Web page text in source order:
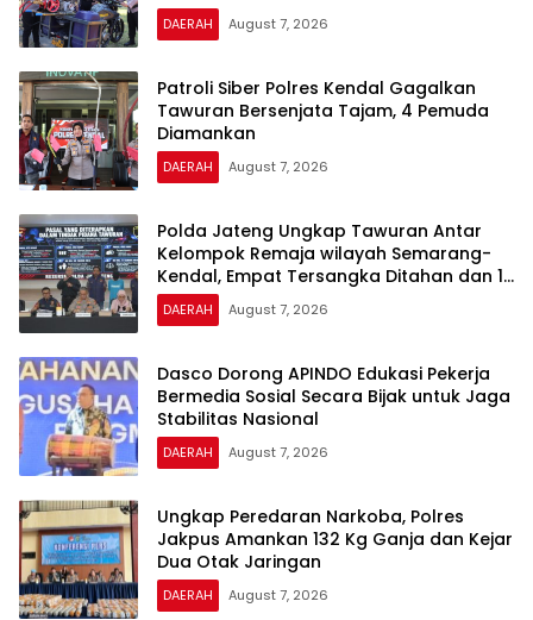
DAERAH August 7, 2026
Patroli Siber Polres Kendal Gagalkan
Tawuran Bersenjata Tajam, 4 Pemuda
Diamankan
DAERAH August 7, 2026
Polda Jateng Ungkap Tawuran Antar
Kelompok Remaja wilayah Semarang-
Kendal, Empat Tersangka Ditahan dan 17
DPO Diburu
DAERAH August 7, 2026
Dasco Dorong APINDO Edukasi Pekerja
Bermedia Sosial Secara Bijak untuk Jaga
Stabilitas Nasional
DAERAH August 7, 2026
Ungkap Peredaran Narkoba, Polres
Jakpus Amankan 132 Kg Ganja dan Kejar
Dua Otak Jaringan
DAERAH August 7, 2026